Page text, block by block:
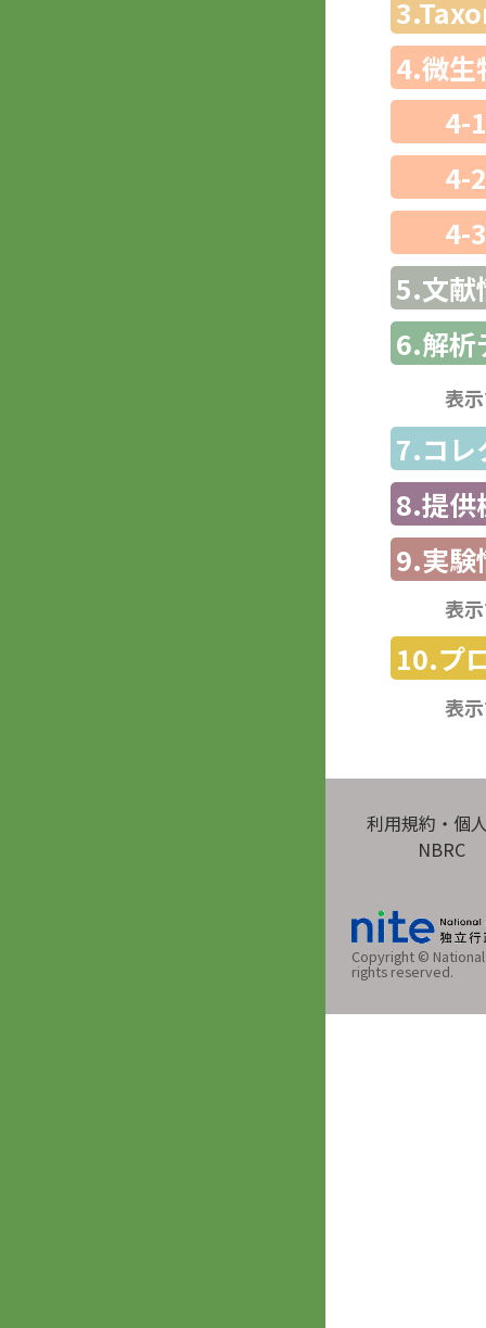
4.微生
4-
4-
4-
5.文献
6.解析
表
7.コレ
8.提供
9.実験
表
10.プ
表
利用規約・個
NBRC
Copyright ©
rights reserved.